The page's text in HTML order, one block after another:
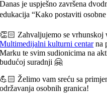
Danas je uspješno završena
edukacija “Kako postaviti
👏🏻 Zahvaljujemo se vrhunskoj
Multimedijalni kulturni centarna
Marku te svim sudionicima na
budućoj suradnji 🤗
💪🏻 Želimo vam sreću sa
održavanja osobnih granica!